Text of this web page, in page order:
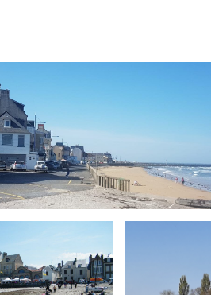
een week huren is trouwens
‘Meer over de eigenaar’.